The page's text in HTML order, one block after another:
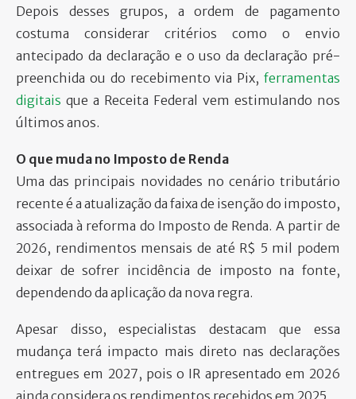
Depois desses grupos, a ordem de pagamento
costuma considerar critérios como o envio
antecipado da declaração e o uso da declaração pré-
preenchida ou do recebimento via Pix, ferramentas
digitais que a Receita Federal vem estimulando nos
últimos anos.
O que muda no Imposto de Renda
Uma das principais novidades no cenário tributário
recente é a atualização da faixa de isenção do imposto,
associada à reforma do Imposto de Renda. A partir de
2026, rendimentos mensais de até R$ 5 mil podem
deixar de sofrer incidência de imposto na fonte,
dependendo da aplicação da nova regra.
Apesar disso, especialistas destacam que essa
mudança terá impacto mais direto nas declarações
entregues em 2027, pois o IR apresentado em 2026